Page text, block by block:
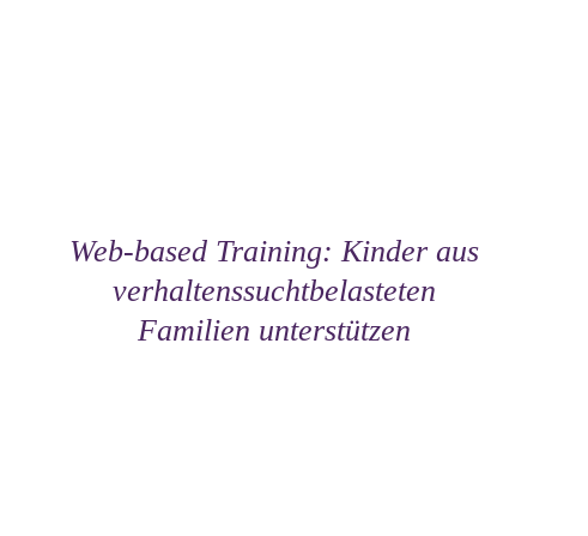
Web-based Training: Kinder aus
verhaltenssuchtbelasteten
Familien unterstützen